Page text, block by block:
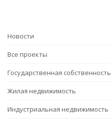
Hовости
Все проекты
Государственная собственность
Жилая недвижимость
Индустриальная недвижимость